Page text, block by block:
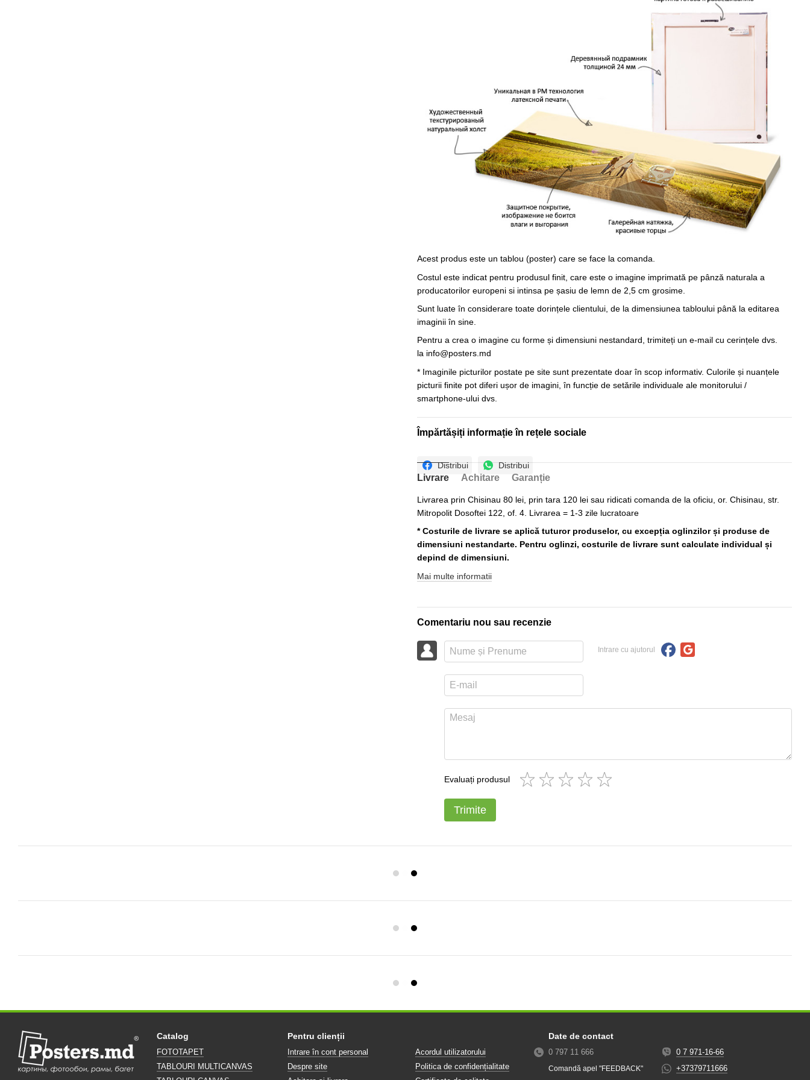
Acest produs este un tablou (poster) care se face la comanda.
Costul este indicat pentru produsul finit, care este o imagine imprimată pe pânză naturala a
producatorilor europeni si intinsa pe șasiu de lemn de 2,5 cm grosime.
Sunt luate în considerare toate dorințele clientului, de la dimensiunea tabloului până la editarea
imaginii în sine.
Pentru a crea o imagine cu forme și dimensiuni nestandard, trimiteți un e-mail cu cerințele dvs.
la info@posters.md
* Imaginile picturilor postate pe site sunt prezentate doar în scop informativ. Culorile și nuanțele
picturii finite pot diferi ușor de imagini, în funcție de setările individuale ale monitorului /
smartphone-ului dvs.
Împărtășiți informație în rețele sociale
Distribui Distribui
Livrare Achitare Garanție
Livrarea prin Chisinau 80 lei, prin tara 120 lei sau ridicati comanda de la oficiu, or. Chisinau, str.
Mitropolit Dosoftei 122, of. 4. Livrarea = 1-3 zile lucratoare
* Costurile de livrare se aplică tuturor produselor, cu excepția oglinzilor și produse de
dimensiuni nestandarte. Pentru oglinzi, costurile de livrare sunt calculate individual și
depind de dimensiuni.
Mai multe informatii
Comentariu nou sau recenzie
Intrare cu ajutorul
Evaluați produsul
Trimite
Catalog
FOTOTAPET
TABLOURI MULTICANVAS
Pentru clienții
Intrare în cont personal
Despre site
Acordul utilizatorului
Politica de confidențialitate
Date de contact
0 797 11 666
Comandă apel "FEEDBACK"
0 7 971-16-66
+37379711666